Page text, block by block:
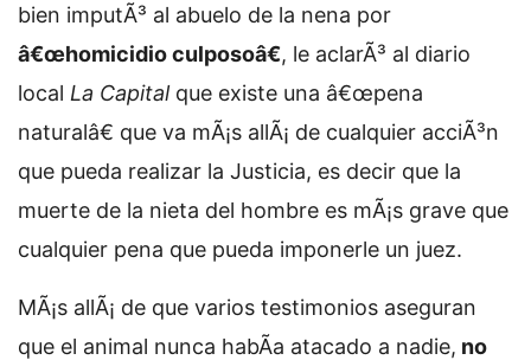
bien imputÃ³ al abuelo de la nena por
â€œhomicidio culposoâ€, le aclarÃ³ al diario
local La Capitalque existe una â€œpena
naturalâ€ que va mÃ¡s allÃ¡ de cualquier acciÃ³n
que pueda realizar la Justicia, es decir que la
muerte de la nieta del hombre es mÃ¡s grave que
cualquier pena que pueda imponerle un juez.
MÃ¡s allÃ¡ de que varios testimonios aseguran
que el animal nunca habÃ­a atacado a nadie, no